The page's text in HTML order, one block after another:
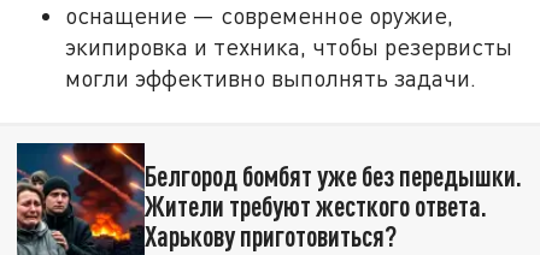
оснащение — современное оружие,
экипировка и техника, чтобы резервисты
могли эффективно выполнять задачи.
Белгород бомбят уже без передышки.
Жители требуют жесткого ответа.
Харькову приготовиться?